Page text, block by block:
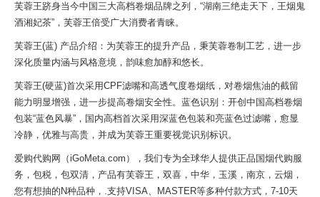
芙蓉王跻身当今中国三大高档卷烟品牌之列，“湖南三绝走天下，王烟鬼
酒湘妃茶”，芙蓉王倍受广大消费者青睐。
芙蓉王(蓝) 产品介绍：为芙蓉王的提升产品，秉芙蓉卷制工艺，进一步
深化质量内涵与风格意境，韵味愈加醇和悠长。
芙蓉王(硬蓝)首次采用CPF滤嘴和高透气度卷烟纸，对卷烟焦油的截留
能力明显增强，进一步提高卷烟安全性。蓝色识别：开创中国高档卷烟
包装“蓝色风暴”，国内高档首次采用深蓝色包装和亮蓝色过滤嘴，愈显
冷静，优雅与高贵，并成为芙蓉王重要视觉识别标识。
爱购代购网（iGoMeta.com），我们专为全球华人提供正品国烟代购服
务，包税，包双清，产品有芙蓉王，双喜，中华，玉溪，南京，云烟，
您有想抽的N种品种，.支持VISA、MASTER等多种付款方式，7-10天